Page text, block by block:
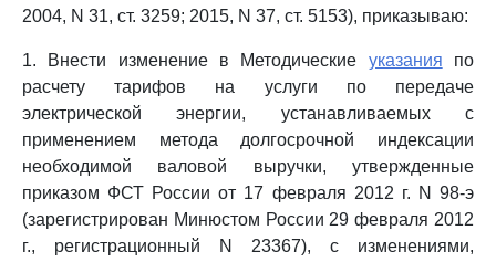
2004, N 31, ст. 3259; 2015, N 37, ст. 5153), приказываю:
1. Внести изменение в Методические указания по
расчету тарифов на услуги по передаче
электрической энергии, устанавливаемых с
применением метода долгосрочной индексации
необходимой валовой выручки, утвержденные
приказом ФСТ России от 17 февраля 2012 г. N 98-э
(зарегистрирован Минюстом России 29 февраля 2012
г., регистрационный N 23367), с изменениями,